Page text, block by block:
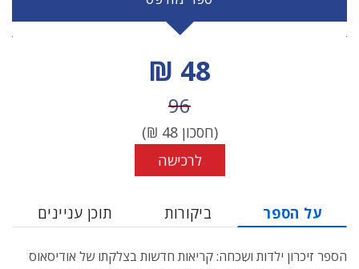
מחיר הנחה
48 ₪
מחיר לפני הנחה
96
(חסכון48
₪)
לרכישה
על הספר ביקורות תוכן עניינים
הספר זיכרון ילדות ושִכחה: קריאות חדשות בצלקתו של אודיסאוס